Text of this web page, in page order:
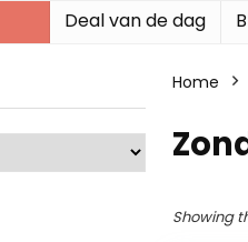
Deal van de dag
Home
Showing